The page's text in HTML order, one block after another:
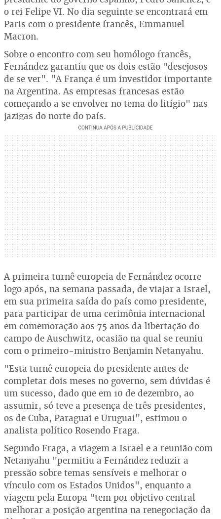
o rei Felipe VI. No dia seguinte se encontrará em
Paris com o presidente francês, Emmanuel
Macron.
Sobre o encontro com seu homólogo francês,
Fernández garantiu que os dois estão "desejosos
de se ver". "A França é um investidor importante
na Argentina. As empresas francesas estão
começando a se envolver no tema do litígio" nas
jazigas do norte do país.
A primeira turnê europeia de Fernández ocorre
logo após, na semana passada, de viajar a Israel,
em sua primeira saída do país como presidente,
para participar de uma cerimônia internacional
em comemoração aos 75 anos da libertação do
campo de Auschwitz, ocasião na qual se reuniu
com o primeiro-ministro Benjamin Netanyahu.
"Esta turnê europeia do presidente antes de
completar dois meses no governo, sem dúvidas é
um sucesso, dado que em 10 de dezembro, ao
assumir, só teve a presença de três presidentes,
os de Cuba, Paraguai e Uruguai", estimou o
analista político Rosendo Fraga.
Segundo Fraga, a viagem a Israel e a reunião com
Netanyahu "permitiu a Fernández reduzir a
pressão sobre temas sensíveis e melhorar o
vínculo com os Estados Unidos", enquanto a
viagem pela Europa "tem por objetivo central
melhorar a posição argentina na renegociação da